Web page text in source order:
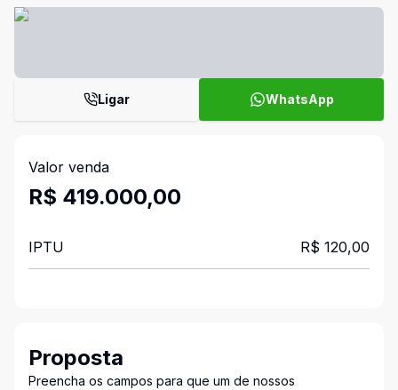
Ligar WhatsApp
Valor venda
R$ 419.000,00
IPTU R$ 120,00
Proposta
Preencha os campos para que um de nossos